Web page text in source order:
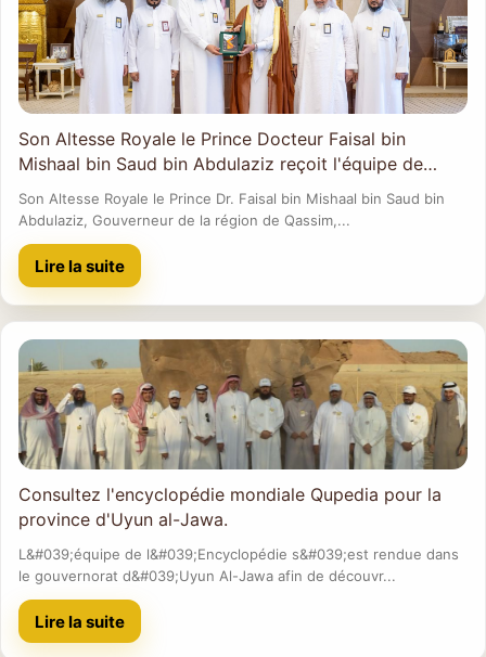
Son Altesse Royale le Prince Docteur Faisal bin
Mishaal bin Saud bin Abdulaziz reçoit l'équipe de
travail de l'encyclopédie
Son Altesse Royale le Prince Dr. Faisal bin Mishaal bin Saud bin
Abdulaziz, Gouverneur de la région de Qassim,...
Lire la suite
Consultez l'encyclopédie mondiale Qupedia pour la
province d'Uyun al-Jawa.
L&#039;équipe de l&#039;Encyclopédie s&#039;est rendue dans
le gouvernorat d&#039;Uyun Al-Jawa afin de découvr...
Lire la suite